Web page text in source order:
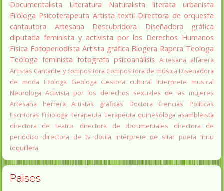
Documentalista
Literatura Naturalista literata
urbanista
Filóloga Psicoterapeuta Artista textil Directora de orquesta
cantautora
Artesana Descubridora
Diseñadora gráfica
diputada feminista y activista por los Derechos Humanos
Fisica Fotoperiodista Artista gráfica Blogera Rapera Teologa
Teóloga feminista fotografa psicoanálisis Artesana alfarera
Artistas Cantante y compositora Compositora de música Diseñadora
de moda
Ecologa Geologa Gestora cultural
Interprete musical
Neurologa Activista por los derechos sexuales de las mujeres
Artesana herrera
Artistas graficas
Doctora Ciencias Políticas
Escritoras Fisiologa Terapeuta Terapeuta quinesóloga asambleista
directora de teatro.
directora de documentales
directora de
periódico directora de tv doula intérprete de sitar poeta Innu
toquillera
Paises